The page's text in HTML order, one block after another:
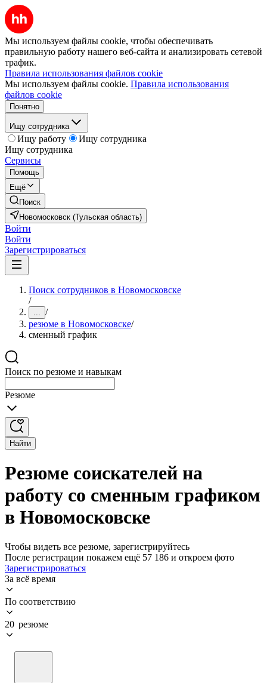
Мы используем файлы cookie, чтобы обеспечивать
правильную работу нашего веб-сайта и анализировать сетевой
трафик.
Правила использования файлов cookie
Мы используем файлы cookie. Правила использования
файлов cookie
Понятно
Ищу сотрудника
Ищу работу
Ищу сотрудника
Ищу сотрудника
Сервисы
Помощь
Ещё
Поиск
Новомосковск (Тульская область)
Войти
Войти
Зарегистрироваться
Поиск сотрудников в Новомосковске
/
... /
резюме в Новомосковске/
сменный график
Поиск по резюме и навыкам
Резюме
Найти
Резюме соискателей на
работу со сменным графиком
в Новомосковске
Чтобы видеть все резюме, зарегистрируйтесь
После регистрации покажем ещё 57 186 и откроем фото
Зарегистрироваться
За всё время
По соответствию
20 резюме